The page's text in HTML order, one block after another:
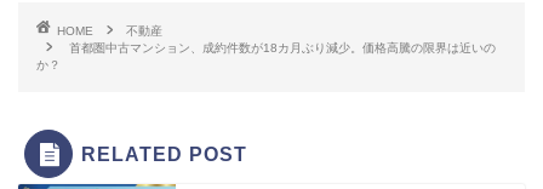
HOME
不動産
首都圏中古マンション、成約件数が18カ月ぶり減少。価格高騰の限界は近いの
か？
RELATED POST